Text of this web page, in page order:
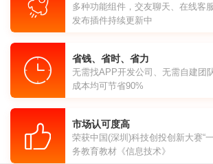
多种功能组件，交友聊天、在线客
发布插件持续更新中
省钱、省时、省力
无需找APP开发公司、无需自建团
成本均可节省90%
市场认可度高
荣获中国(深圳)科技创投创新大赛“
务教育教材《信息技术》